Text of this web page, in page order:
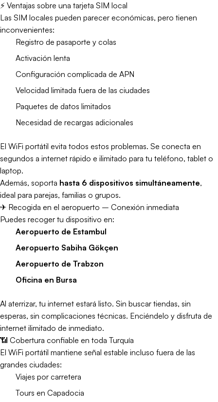
⚡ Ventajas sobre una tarjeta SIM local
Las SIM locales pueden parecer económicas, pero tienen
inconvenientes:
Registro de pasaporte y colas
Activación lenta
Configuración complicada de APN
Velocidad limitada fuera de las ciudades
Paquetes de datos limitados
Necesidad de recargas adicionales
El WiFi portátil evita todos estos problemas. Se conecta en
segundos a internet rápido e ilimitado para tu teléfono, tablet o
laptop.
Además, soporta hasta 6 dispositivos simultáneamente,
ideal para parejas, familias o grupos.
✈ Recogida en el aeropuerto – Conexión inmediata
Puedes recoger tu dispositivo en:
Aeropuerto de Estambul
Aeropuerto Sabiha Gökçen
Aeropuerto de Trabzon
Oficina en Bursa
Al aterrizar, tu internet estará listo. Sin buscar tiendas, sin
esperas, sin complicaciones técnicas. Enciéndelo y disfruta de
internet ilimitado de inmediato.
📶 Cobertura confiable en toda Turquía
El WiFi portátil mantiene señal estable incluso fuera de las
grandes ciudades:
Viajes por carretera
Tours en Capadocia